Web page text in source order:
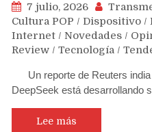
7 julio, 2026
Cultura POP / Dispositivo /
Internet / Novedades /
Review / Tecnología /
Un reporte de Reuters india
DeepSeek está desarrollando
Lee más